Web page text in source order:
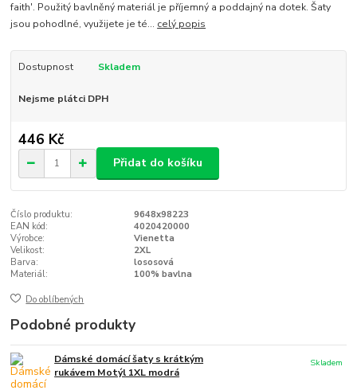
faith'. Použitý bavlněný materiál je příjemný a poddajný na dotek. Šaty
jsou pohodlné, využijete je té... celý popis
Dostupnost Skladem
Nejsme plátci DPH
446 Kč
Přidat do košíku
Číslo produktu:
9648x98223
EAN kód:
4020420000
Výrobce:
Vienetta
Velikost:
2XL
Barva:
lososová
Materiál:
100% bavlna
Do oblíbených
Podobné produkty
Dámské domácí šaty s krátkým
rukávem Motýl 1XL modrá
Skladem